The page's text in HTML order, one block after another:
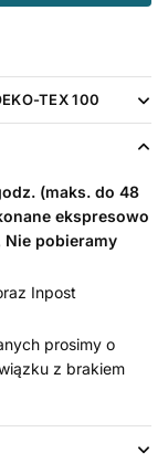
TEX 100
(maks. do 48
ekspresowo
Nie pobieramy
Inpost
prosimy o
z brakiem